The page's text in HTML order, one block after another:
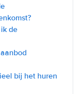
de
bij het huren